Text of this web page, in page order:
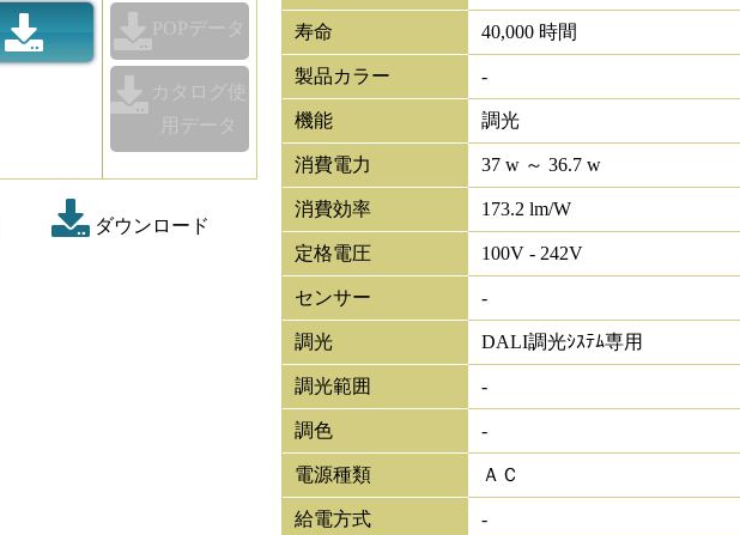
POPデータ
カタログ使
用データ
ダウンロード
寿命 40,000 時間
製品カラー -
機能 調光
消費電力 37 w ～ 36.7 w
消費効率 173.2 lm/W
定格電圧 100V - 242V
センサー -
調光 DALI調光ｼｽﾃﾑ専用
調光範囲 -
調色 -
電源種類 ＡＣ
給電方式 -